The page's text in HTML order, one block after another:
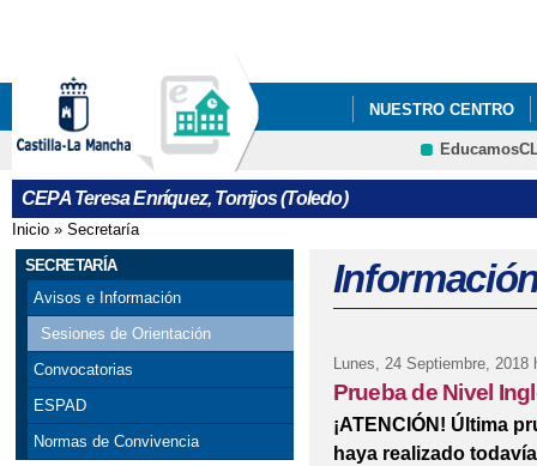
NUESTRO CENTRO
ERASMUS+
CEPA Teresa Enríquez, Torrijos (Toledo)
Se encuentra usted aquí
Inicio » Secretaría
SECRETARÍA
Avisos e Información
Sesiones de Orientación
Convocatorias
ESPAD
Normas de Convivencia
Lunes, 24 Septiembre, 2018
Prueba de Nivel
¡ATENCIÓN! Última
haya realizado